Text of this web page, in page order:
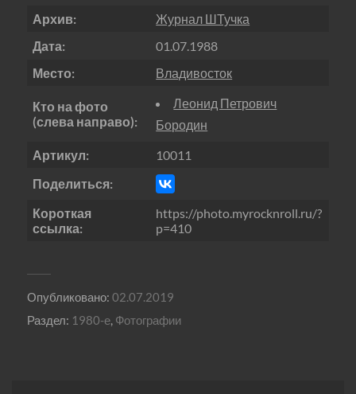
Архив:
Журнал ШТучка
Дата:
01.07.1988
Место:
Владивосток
Кто на фото
(слева направо):
Леонид Петрович
Бородин
Артикул:
10011
Поделиться:
Короткая
ссылка:
https://photo.myrocknroll.ru/?
p=410
Опубликовано: 02.07.2019
Раздел: 1980-е, Фотографии